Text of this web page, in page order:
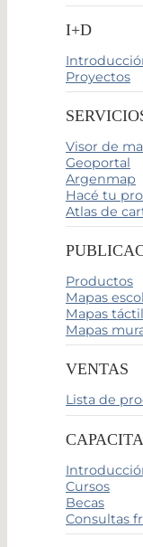
I+D
Proyectos
Visor de
Geoportal
Argenmap
Hacé tu
Atlas de
Productos
Mapas
Mapas
Mapas
VENTAS
Lista de
Cursos
Becas
Consultas